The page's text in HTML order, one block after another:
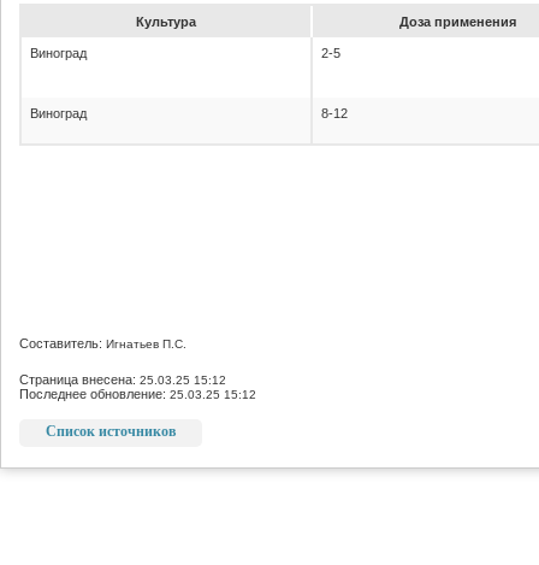
Культура До­за при­ме­не­ния
Виноград 2-5
Виноград 8-12
Составитель: Игнатьев П.С.
Страница внесена: 25.03.25 15:12
Последнее обновление: 25.03.25 15:12
Список источников